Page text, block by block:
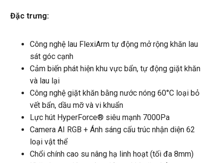
Đặc trưng:
Công nghệ lau FlexiArm tự động mở rộng khăn lau
sát góc cạnh
Cảm biến phát hiện khu vực bẩn, tự động giặt khăn
và lau lại
Công nghệ giặt khăn bằng nước nóng 60°C loại bỏ
vết bẩn, dầu mỡ và vi khuẩn
Lực hút HyperForce® siêu mạnh 7000Pa
Camera AI RGB + Ánh sáng cấu trúc nhận diện 62
loại vật thể
Chổi chính cao su nâng hạ linh hoạt (tối đa 8mm)